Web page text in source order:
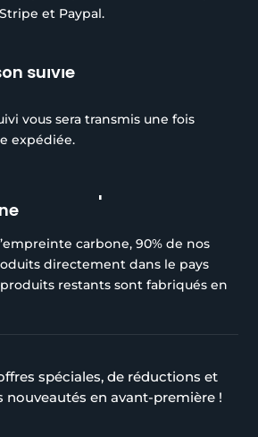
et Paypal.
suivie
vous sera transmis une fois
expédiée.
carbone, 90% de nos
directement dans le pays
restants sont fabriqués en
spéciales, de réductions et
nouveautés en avant-première !